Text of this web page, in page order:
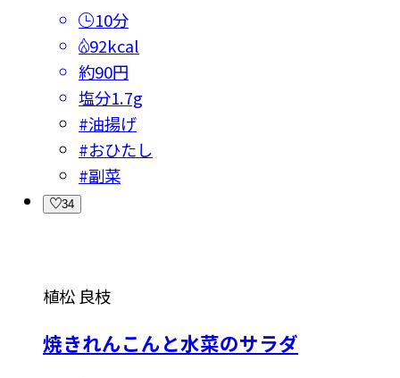
10分
92kcal
約90円
塩分1.7g
#油揚げ
#おひたし
#副菜
34
植松 良枝
焼きれんこんと水菜のサラダ